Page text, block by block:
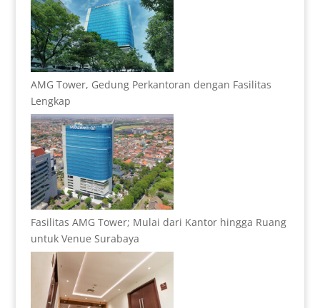
AMG Tower, Gedung Perkantoran dengan Fasilitas
Lengkap
Fasilitas AMG Tower; Mulai dari Kantor hingga Ruang
untuk Venue Surabaya